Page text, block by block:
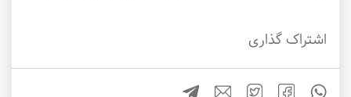
اشتراک گذاری